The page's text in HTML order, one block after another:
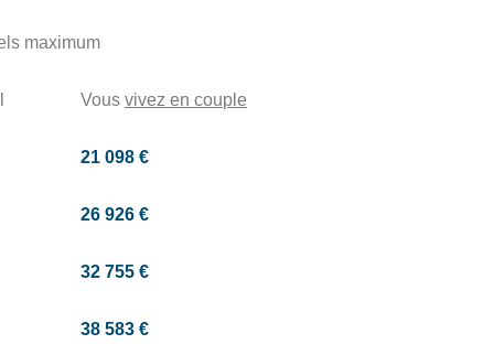
maximum
Vousvivez en couple
21 098 €
26 926 €
32 755 €
38 583 €